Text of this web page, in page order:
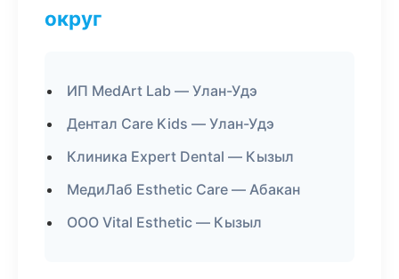
округ
ИП MedArt Lab — Улан-Удэ
Дентал Care Kids — Улан-Удэ
Клиника Expert Dental — Кызыл
МедиЛаб Esthetic Care — Абакан
ООО Vital Esthetic — Кызыл